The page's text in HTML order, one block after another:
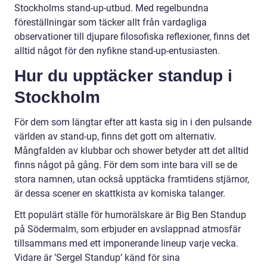
Stockholms stand-up-utbud. Med regelbundna
föreställningar som täcker allt från vardagliga
observationer till djupare filosofiska reflexioner, finns det
alltid något för den nyfikne stand-up-entusiasten.
Hur du upptäcker standup i
Stockholm
För dem som längtar efter att kasta sig in i den pulsande
världen av stand-up, finns det gott om alternativ.
Mångfalden av klubbar och shower betyder att det alltid
finns något på gång. För dem som inte bara vill se de
stora namnen, utan också upptäcka framtidens stjärnor,
är dessa scener en skattkista av komiska talanger.
Ett populärt ställe för humorälskare är Big Ben Standup
på Södermalm, som erbjuder en avslappnad atmosfär
tillsammans med ett imponerande lineup varje vecka.
Vidare är ’Sergel Standup’ känd för sina